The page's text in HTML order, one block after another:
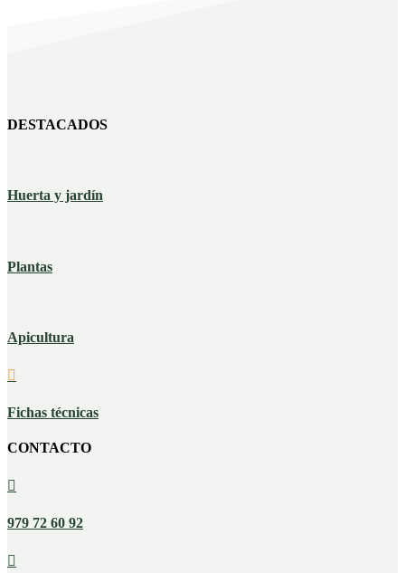
DESTACADOS
Huerta y jardín
Plantas
Apicultura

Fichas técnicas
CONTACTO

979 72 60 92
